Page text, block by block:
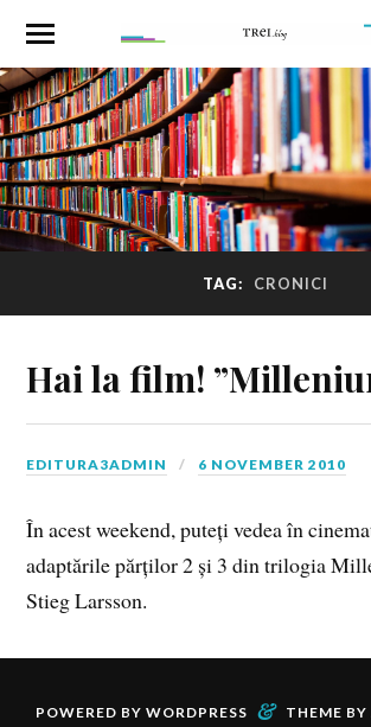
TAG: CRONICI
Hai la film!
EDITURA3ADMIN 6 NOVEMBER 2010
În acest weekend, puteți vedea în
adaptările părților 2 și 3 din trilogia
Stieg Larsson.
POWERED BY WORDPRESS & THEME BY